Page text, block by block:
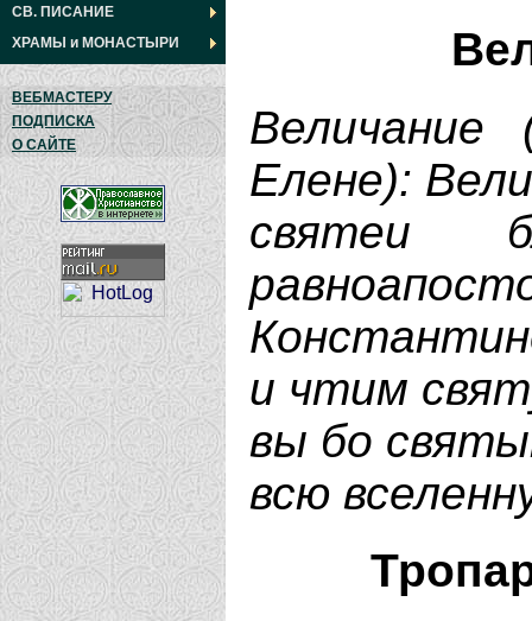
СВ. ПИСАНИЕ
ХРАМЫ и МОНАСТЫРИ
ВЕБМАСТЕРУ
ПОДПИСКА
О САЙТЕ
Величание
Елене):
святеи
и чтим
вы бо
всю